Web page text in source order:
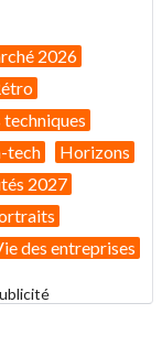
2026
techniques
tech
Horizons
2027
des entreprises